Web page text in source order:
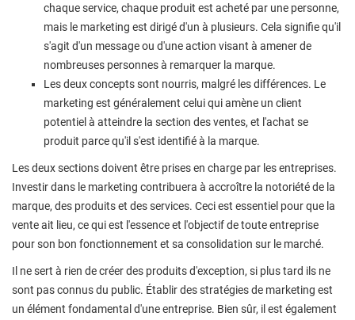
chaque service, chaque produit est acheté par une personne,
mais le marketing est dirigé d'un à plusieurs. Cela signifie qu'il
s'agit d'un message ou d'une action visant à amener de
nombreuses personnes à remarquer la marque.
Les deux concepts sont nourris, malgré les différences. Le
marketing est généralement celui qui amène un client
potentiel à atteindre la section des ventes, et l'achat se
produit parce qu'il s'est identifié à la marque.
Les deux sections doivent être prises en charge par les entreprises.
Investir dans le marketing contribuera à accroître la notoriété de la
marque, des produits et des services. Ceci est essentiel pour que la
vente ait lieu, ce qui est l'essence et l'objectif de toute entreprise
pour son bon fonctionnement et sa consolidation sur le marché.
Il ne sert à rien de créer des produits d'exception, si plus tard ils ne
sont pas connus du public. Établir des stratégies de marketing est
un élément fondamental d'une entreprise. Bien sûr, il est également